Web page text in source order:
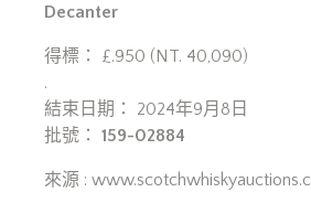
Decanter
得標： £.950 (NT. 40,090)
.
結束日期： 2024年9月8日
批號： 159-02884
來源 :